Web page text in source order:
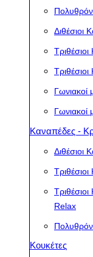
Διθέσιοι
Γωνιακοί
Γωνιακοί
Καναπέδες -
Διθέσιοι
Relax
Κουκέτες